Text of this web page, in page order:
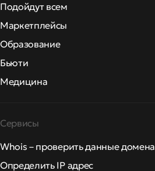
Подойдут всем
Маркетплейсы
Образование
Бьюти
Медицина
Сервисы
Whois – проверить данные домена
Определить IP адрес